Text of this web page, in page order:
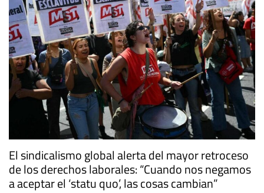
El sindicalismo global alerta del mayor retroceso
de los derechos laborales: “Cuando nos negamos
a aceptar el ‘statu quo’, las cosas cambian”